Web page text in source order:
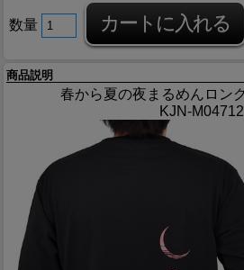
数量
商品説明
春から夏の夜まるめんロン
KJN-M04712